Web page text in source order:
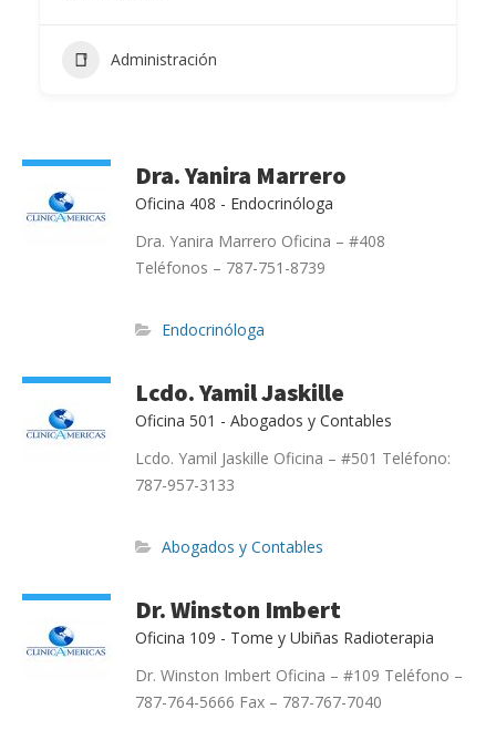
Administración
Dra. Yanira Marrero
Oficina 408 - Endocrinóloga
Dra. Yanira Marrero Oficina – #408
Teléfonos – 787-751-8739
Endocrinóloga
Lcdo. Yamil Jaskille
Oficina 501 - Abogados y Contables
Lcdo. Yamil Jaskille Oficina – #501 Teléfono:
787-957-3133
Abogados y Contables
Dr. Winston Imbert
Oficina 109 - Tome y Ubiñas Radioterapia
Dr. Winston Imbert Oficina – #109 Teléfono –
787-764-5666 Fax – 787-767-7040